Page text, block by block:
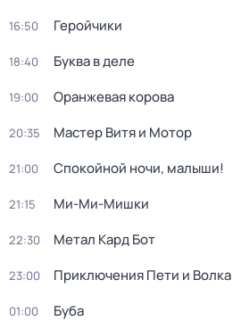
16:50 Геройчики
18:40 Буква в деле
19:00 Оранжевая корова
20:35 Мастер Витя и Мотор
21:00 Спокойной ночи, малыши!
21:15 Ми-Ми-Мишки
22:30 Метал Кард Бот
23:00 Приключения Пети и Волка
01:00 Буба